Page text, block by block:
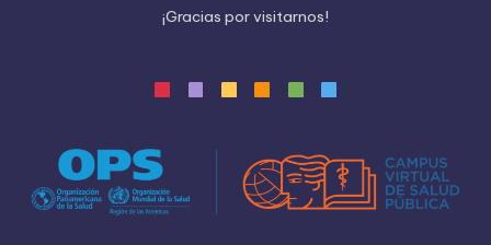
¡Gracias porvisitarnos!